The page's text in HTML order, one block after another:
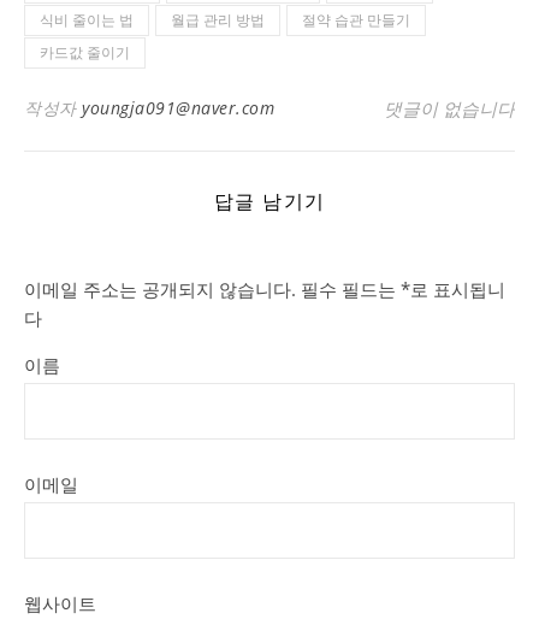
식비 줄이는 법
월급 관리 방법
절약 습관 만들기
카드값 줄이기
작성자 youngja091@naver.com 댓글이 없습니다
답글 남기기
이메일 주소는 공개되지 않습니다. 필수 필드는 *로 표시됩니
다
이름
이메일
웹사이트